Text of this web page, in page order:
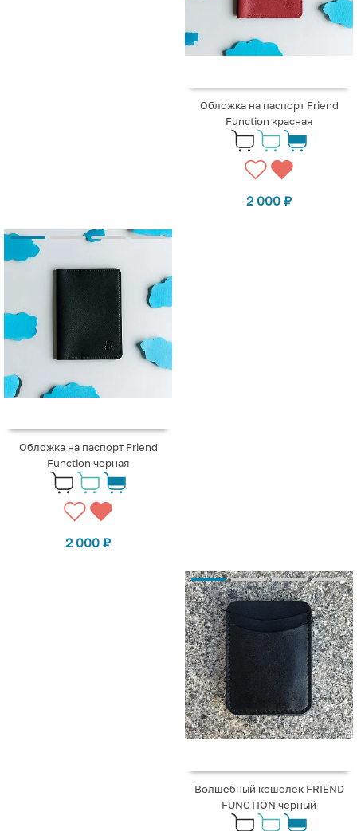
Обложка на паспорт Friend
Function красная
2 000 ₽
Обложка на паспорт Friend
Function черная
2 000 ₽
Волшебный кошелек FRIEND
FUNCTION черный